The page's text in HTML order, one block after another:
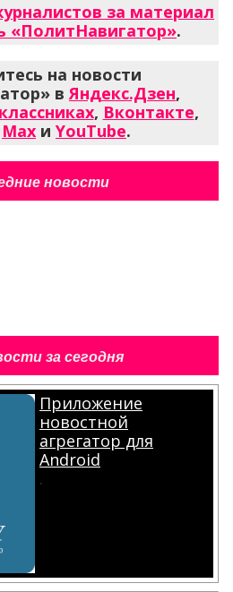
за материал
«ПолитНавигатор».
на новости
вЯндекс.Дзен,
, Вконтакте,
Max и YouTube.
новости
за сегодня
Приложение
новостной
агрегатор для
Android
.